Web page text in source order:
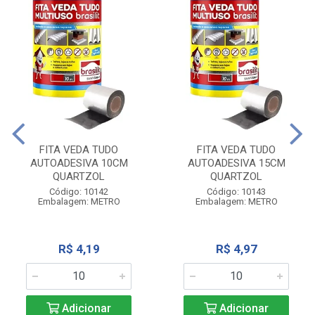
FITA VEDA TUDO
AUTOADESIVA 10CM
QUARTZOL
Código: 10142
Embalagem: METRO
R$ 4,19
Adicionar
FITA VEDA TUDO
AUTOADESIVA 15CM
QUARTZOL
Código: 10143
Embalagem: METRO
R$ 4,97
Adicionar